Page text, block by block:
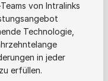
von Intralinks
Technologie,
in jeder
erfüllen.